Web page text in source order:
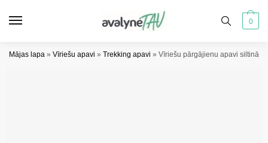
0
Mājas lapa » Vīriešu apavi » Trekking apavi » Vīriešu pārgājienu apavi siltināti